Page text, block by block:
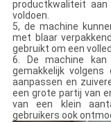
productkwaliteit
voldoen.
5, de machine
met blaar
gebruikt om een
6. De machine kan
gemakkelijk
aanpassen en
een grote partij van
van een klein
gebruikers ook